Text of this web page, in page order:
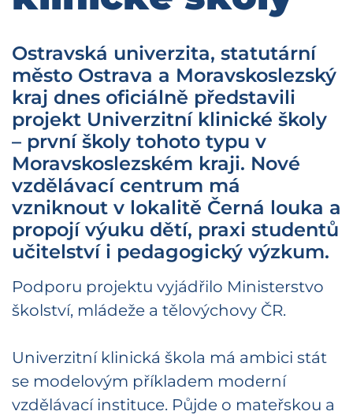
Ostravská univerzita, statutární
město Ostrava a Moravskoslezský
kraj dnes oficiálně představili
projekt Univerzitní klinické školy
– první školy tohoto typu v
Moravskoslezském kraji. Nové
vzdělávací centrum má
vzniknout v lokalitě Černá louka a
propojí výuku dětí, praxi studentů
učitelství i pedagogický výzkum.
Podporu projektu vyjádřilo Ministerstvo
školství, mládeže a tělovýchovy ČR.
Univerzitní klinická škola má ambici stát
se modelovým příkladem moderní
vzdělávací instituce. Půjde o mateřskou a